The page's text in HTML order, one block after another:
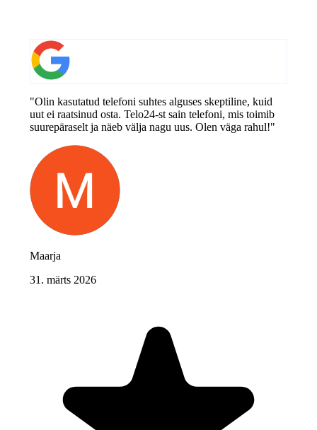
"Olin kasutatud telefoni suhtes alguses skeptiline, kuid
uut ei raatsinud osta. Telo24-st sain telefoni, mis toimib
suurepäraselt ja näeb välja nagu uus. Olen väga rahul!"
Maarja
31. märts 2026